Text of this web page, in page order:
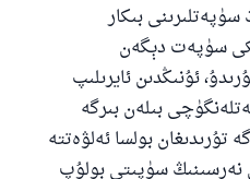
سۈپەتلىرىنى بىكار
سۈپەت دېگەن
ئۇنىڭدىن ئايرىلىپ
بىلەن بىرگە
تۇرىدىغان بولسا ئەلۋەتتە
سۈپىتى بولۇپ